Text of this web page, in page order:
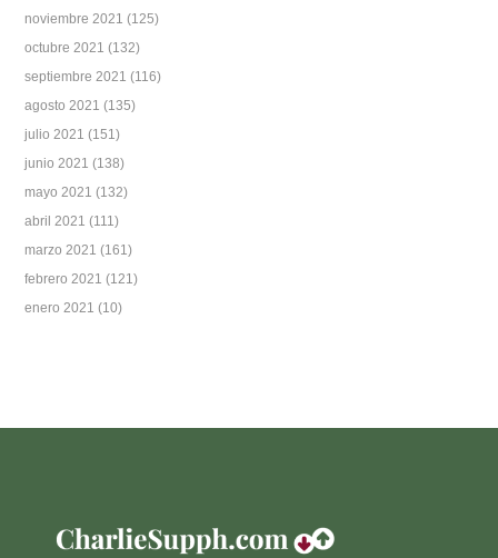
noviembre 2021 (125)
octubre 2021 (132)
septiembre 2021 (116)
agosto 2021 (135)
julio 2021 (151)
junio 2021 (138)
mayo 2021 (132)
abril 2021 (111)
marzo 2021 (161)
febrero 2021 (121)
enero 2021 (10)